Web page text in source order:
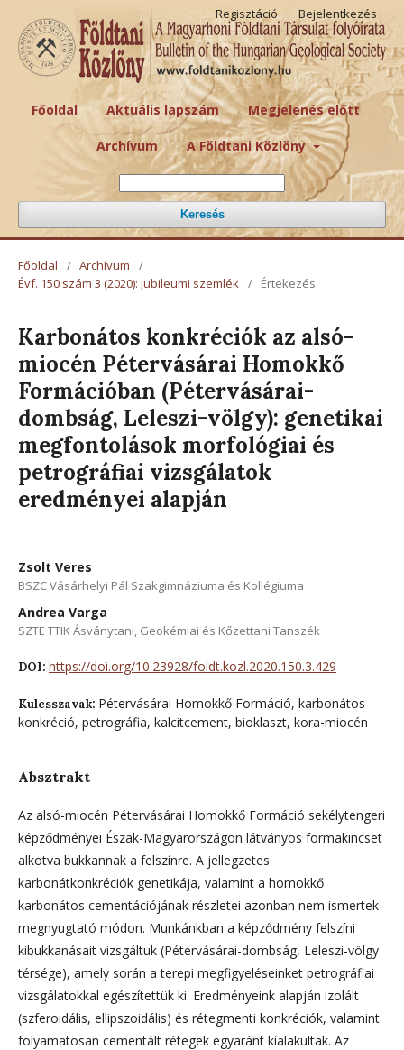
Főoldal Aktuális lapszám Megjelenés előtt
Archívum A Földtani Közlöny
Keresés
Regisztáció Bejelentkezés
Főoldal / Archívum
/
Évf. 150 szám 3 (2020): Jubileumi szemlék / Értekezés
Karbonátos konkréciók az alsó-
miocén Pétervásárai Homokkő
Formációban (Pétervásárai-
dombság, Leleszi-völgy): genetikai
megfontolások morfológiai és
petrográfiai vizsgálatok
eredményei alapján
Zsolt Veres
BSZC Vásárhelyi Pál Szakgimnáziuma és Kollégiuma
Andrea Varga
SZTE TTIK Ásványtani, Geokémiai és Kőzettani Tanszék
DOI: https://doi.org/10.23928/foldt.kozl.2020.150.3.429
Kulcsszavak: Pétervásárai Homokkő Formáció, karbonátos
konkréció, petrográfia, kalcitcement, bioklaszt, kora-miocén
Absztrakt
Az alsó-miocén Pétervásárai Homokkő Formáció sekélytengeri
képződményei Észak-Magyarországon látványos formakincset
alkotva bukkannak a felszínre. A jellegzetes
karbonátkonkréciók genetikája, valamint a homokkő
karbonátos cementációjának részletei azonban nem ismertek
megnyugtató módon. Munkánkban a képződmény felszíni
kibukkanásait vizsgáltuk (Pétervásárai-dombság, Leleszi-völgy
térsége), amely során a terepi megfigyeléseinket petrográfiai
vizsgálatokkal egészítettük ki. Eredményeink alapján izolált
(szferoidális, ellipszoidális) és rétegmenti konkréciók, valamint
folyamatosan cementált rétegek egyaránt kialakultak. Az